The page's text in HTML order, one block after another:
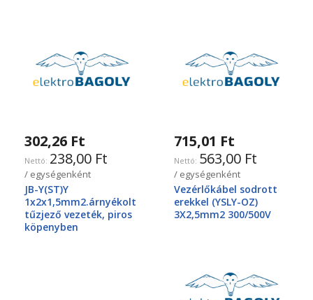
302,26 Ft
238,00 Ft
/ egységenként
JB-Y(ST)Y
1x2x1,5mm2.árnyékolt
tűzjező vezeték, piros
köpenyben
715,01 Ft
563,00 Ft
/ egységenként
Vezérlőkábel sodrott
erekkel (YSLY-OZ)
3X2,5mm2 300/500V